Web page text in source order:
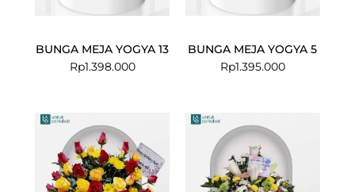
BUNGA MEJA YOGYA 13
Rp1.398.000
BUNGA MEJA YOGYA 5
Rp1.395.000